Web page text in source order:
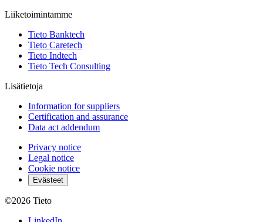
Liiketoimintamme
Tieto Banktech
Tieto Caretech
Tieto Indtech
Tieto Tech Consulting
Lisätietoja
Information for suppliers
Certification and assurance
Data act addendum
Privacy notice
Legal notice
Cookie notice
Evästeet
©2026 Tieto